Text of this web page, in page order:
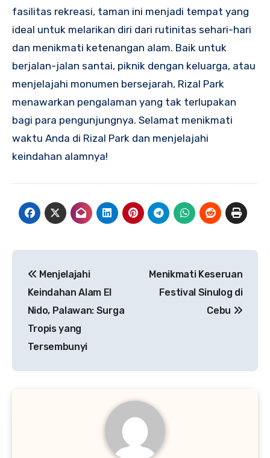
fasilitas rekreasi, taman ini menjadi tempat yang
ideal untuk melarikan diri dari rutinitas sehari-hari
dan menikmati ketenangan alam. Baik untuk
berjalan-jalan santai, piknik dengan keluarga, atau
menjelajahi monumen bersejarah, Rizal Park
menawarkan pengalaman yang tak terlupakan
bagi para pengunjungnya. Selamat menikmati
waktu Anda di Rizal Park dan menjelajahi
keindahan alamnya!
pos
Menjelajahi
Keindahan Alam El
Nido, Palawan: Surga
Tropis yang
Tersembunyi
Menikmati Keseruan
Festival Sinulog di
Cebu